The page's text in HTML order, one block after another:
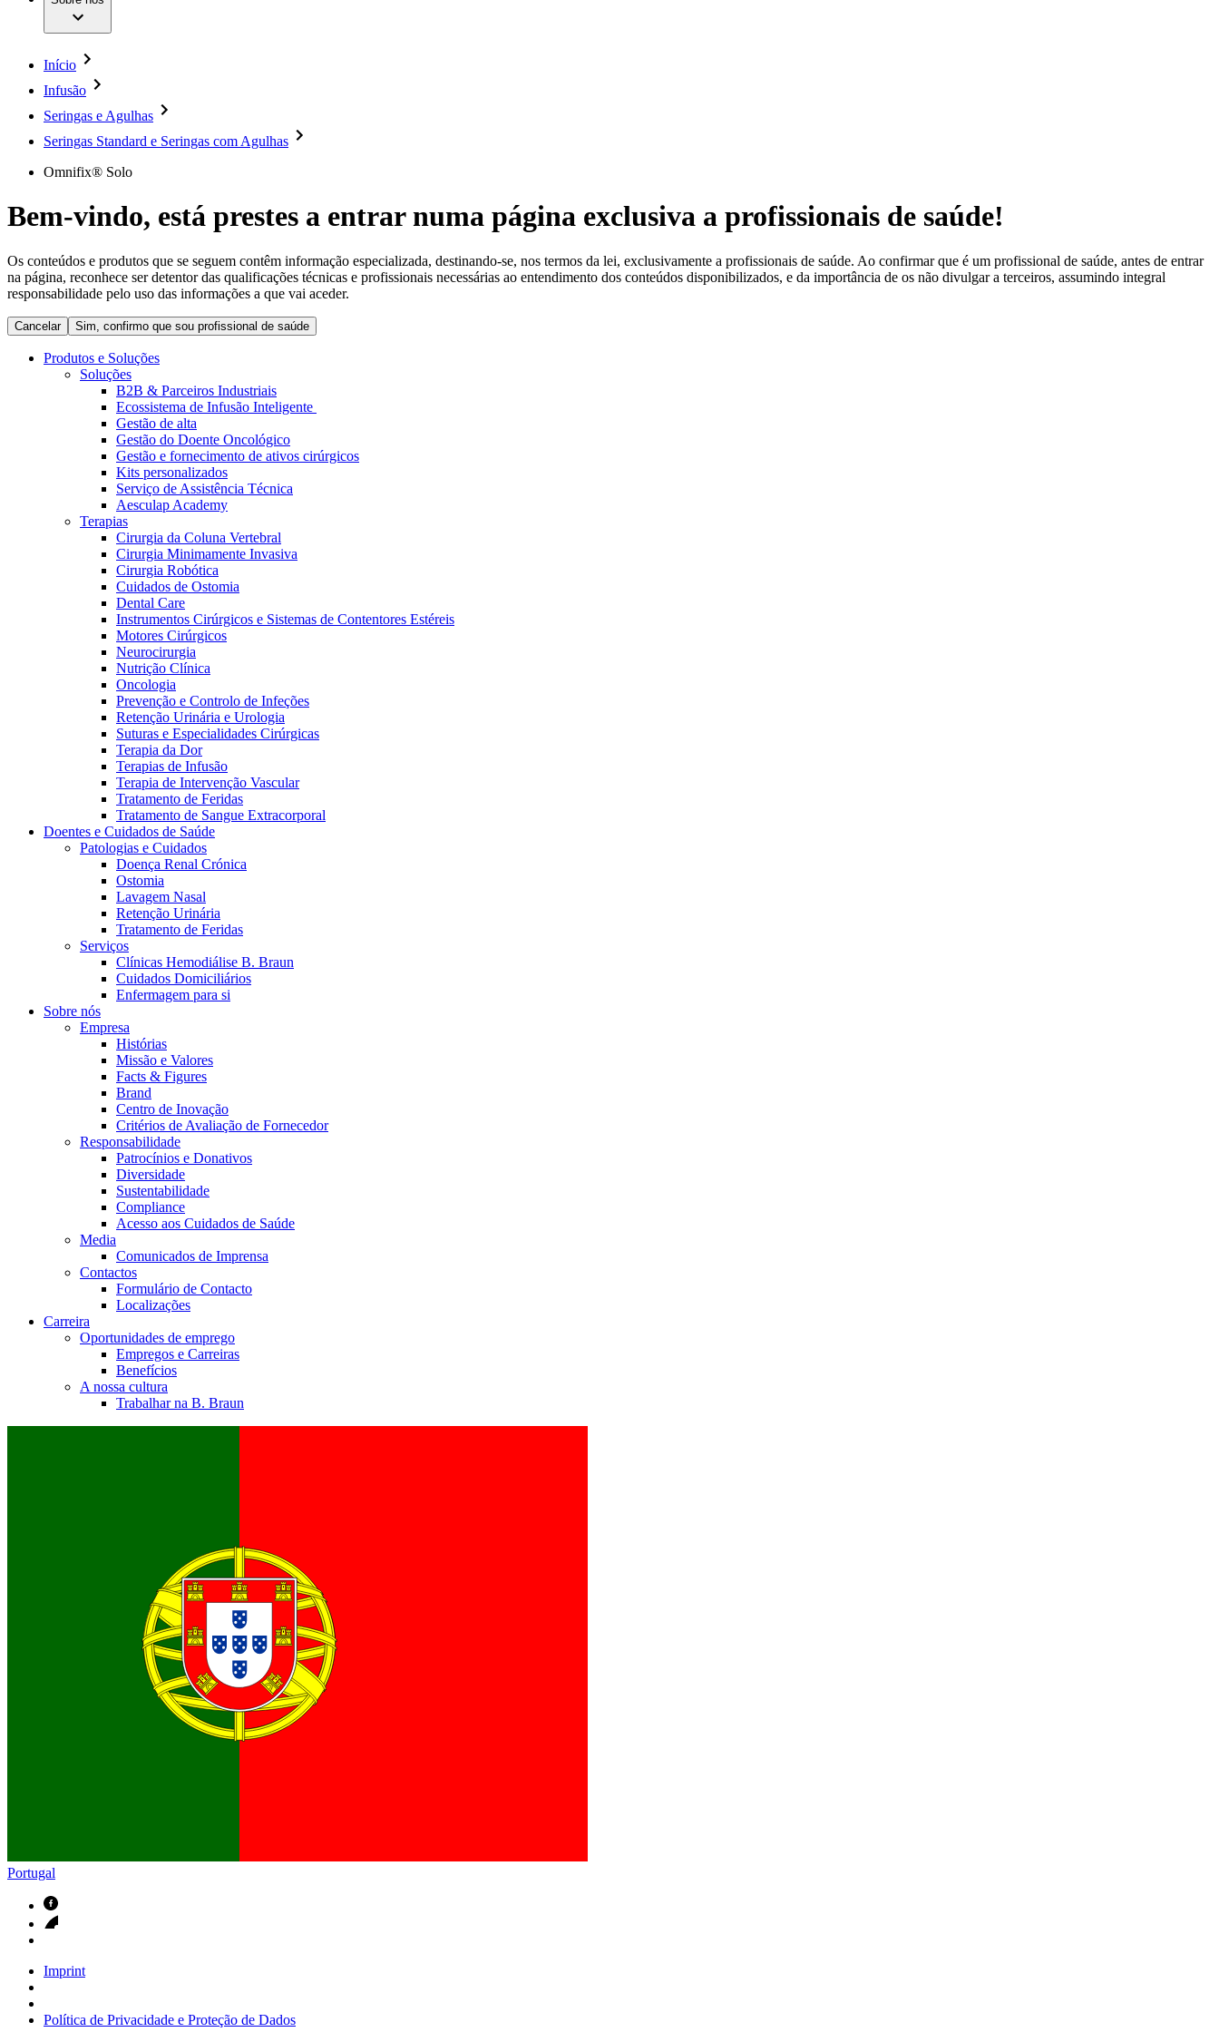
Neurocirurgia
Nutrição Clínica
Oncologia
Prevenção e Controlo de Infeções
Retenção Urinária e Urologia
Terapia da Dor
Terapias de Infusão
Tratamento de Feridas
Tratamento de Sangue Extracorporal
Soluções
Catálogo de Produtos
Encontre o produto que procura. Visite o catálogo de produtos da B. Braun com o nosso portfólio completo.
Patologias e Cuidados
Serviços
Cuidados Domiciliários
Coordenamos os seus cuidados médicos quando recebe alta do hospital. Para mais informações, visite a nossa página de cuidados domiciliários.
A nossa cultura
Vagas disponíveis
Descubra as tuas oportunidades de carreira na B. Braun. Pesquise no nosso mercado de trabalho global por perfis de trabalho interessantes.
Media
Comunicados de Imprensa
Formulário de Contacto
Localizações
Responsabilidade
Media
Contactos
Centro de Inovação
Vamos impulsionar juntos a inovação na tecnologia médica. Saiba mais sobre o nosso centro de inovação e apresente a sua ideia.
Em diálogo com a B. Braun. Entre em contacto connosco
Início
Infusão
Seringas e Agulhas
Seringas Standard e Seringas com Agulhas
Omnifix® Solo
Bem-vindo, está prestes a entrar numa página exclusiva a profissionais de saúde!
Os conteúdos e produtos que se seguem contêm informação especializada, destinando-se, nos termos da lei, exclusivamente a profissionais de saúde. Ao confirmar que é um profissional de saúde, antes de entrar
na página, reconhece ser detentor das qualificações técnicas e profissionais necessárias ao entendimento dos conteúdos disponibilizados, e da importância de os não divulgar a terceiros, assumindo integral
responsabilidade pelo uso das informações a que vai aceder.
Cancelar Sim, confirmo que sou profissional de saúde
Produtos e Soluções
Soluções
B2B & Parceiros Industriais
Ecossistema de Infusão Inteligente
Gestão de alta
Gestão do Doente Oncológico
Gestão e fornecimento de ativos cirúrgicos
Kits personalizados
Serviço de Assistência Técnica
Aesculap Academy
Terapias
Cirurgia da Coluna Vertebral
Cirurgia Minimamente Invasiva
Cirurgia Robótica
Cuidados de Ostomia
Dental Care
Instrumentos Cirúrgicos e Sistemas de Contentores Estéreis
Motores Cirúrgicos
Neurocirurgia
Nutrição Clínica
Oncologia
Prevenção e Controlo de Infeções
Retenção Urinária e Urologia
Suturas e Especialidades Cirúrgicas
Terapia da Dor
Terapias de Infusão
Terapia de Intervenção Vascular
Tratamento de Feridas
Tratamento de Sangue Extracorporal
Doentes e Cuidados de Saúde
Patologias e Cuidados
Doença Renal Crónica
Ostomia
Lavagem Nasal
Retenção Urinária
Tratamento de Feridas
Serviços
Clínicas Hemodiálise B. Braun
Cuidados Domiciliários
Enfermagem para si
Sobre nós
Empresa
Histórias
Missão e Valores
Facts & Figures
Brand
Centro de Inovação
Critérios de Avaliação de Fornecedor
Responsabilidade
Patrocínios e Donativos
Diversidade
Sustentabilidade
Compliance
Acesso aos Cuidados de Saúde
Media
Comunicados de Imprensa
Contactos
Formulário de Contacto
Localizações
Carreira
Oportunidades de emprego
Empregos e Carreiras
Benefícios
A nossa cultura
Trabalhar na B. Braun
Portugal
Imprint
Política de Privacidade e Proteção de Dados